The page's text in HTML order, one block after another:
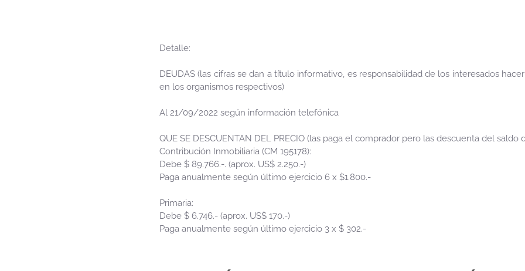
Detalle:
DEUDAS (las cifras se dan a título informativo, es responsabilidad de los interesados
en los organismos respectivos)
Al 21/09/2022 según información telefónica
QUE SE DESCUENTAN DEL PRECIO (las paga el comprador pero las descuenta del saldo
Contribución Inmobiliaria (CM 195178):
Debe $ 89.766.-. (aprox. US$ 2.250.-)
Paga anualmente según último ejercicio 6 x $1.800.-
Primaria:
Debe $ 6.746.- (aprox. US$ 170.-)
Paga anualmente según último ejercicio 3 x $ 302.-